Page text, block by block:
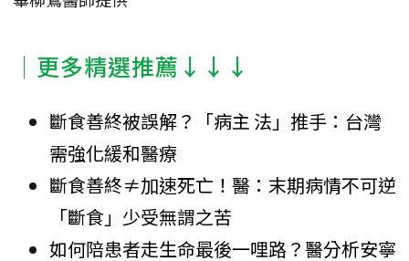
│更多精選推薦↓↓↓
斷食善終被誤解？「病主 法」推手：台灣
需強化緩和醫療
斷食善終≠加速死亡！醫：末期病情不可逆
「斷食」少受無謂之苦
如何陪患者走生命最後一哩路？醫分析安寧